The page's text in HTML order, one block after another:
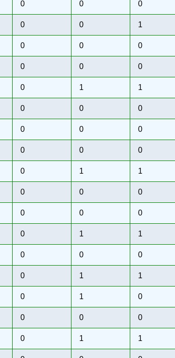
0 0 0
0 0 1
0 0 0
0 0 0
0 1 1
0 0 0
0 0 0
0 0 0
0 1 1
0 0 0
0 0 0
0 1 1
0 0 0
0 1 1
0 1 0
0 0 0
0 1 1